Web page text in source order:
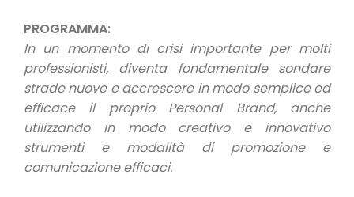
PROGRAMMA:
In un momento di crisi importante per molti
professionisti, diventa fondamentale sondare
strade nuove e accrescere in modo semplice ed
efficace il proprio Personal Brand, anche
utilizzando in modo creativo e innovativo
strumenti e modalità di promozione e
comunicazione efficaci.